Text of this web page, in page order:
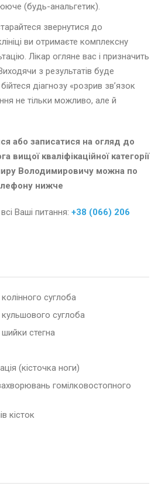
(будь-анальгетик).
звернутися до
ви отримаєте комплексну
Лікар огляне вас і призначить
з результатів буде
діагнозу «розрив зв’язок
не тільки можливо, але й
або записатися на огляд до
вищої кваліфікаційної категорії
Володимировичу можна по
нижче
Ваші питання: +38 (066) 206
суглоба
суглоба
стегна
(кісточка ноги)
гомілковостопного
кісток